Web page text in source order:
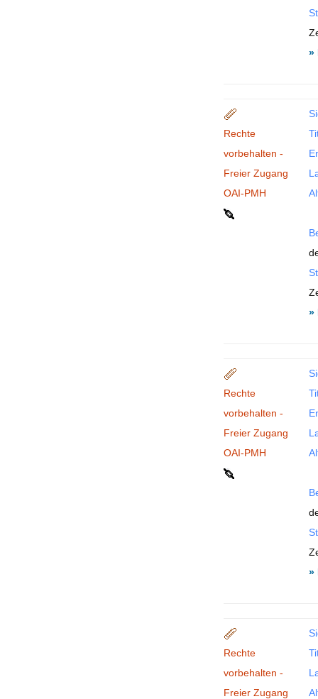
»
Rechte
vorbehalten -
Freier Zugang
OAI-PMH
»
Rechte
vorbehalten -
Freier Zugang
OAI-PMH
»
Rechte
vorbehalten -
Freier Zugang